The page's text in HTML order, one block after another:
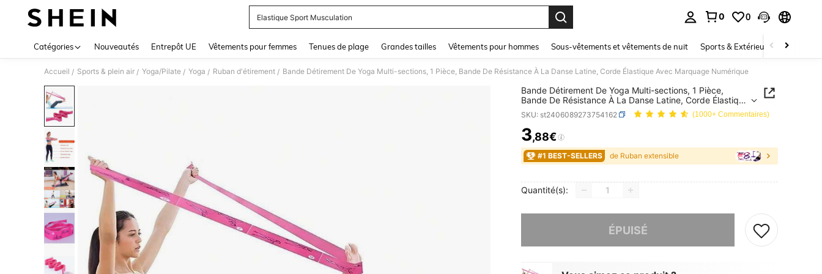
Elastique Sport Musculation
0 0
Catégories Nouveautés Entrepôt UE Vêtements pour femmes Tenues de plage Grandes tailles Vêtements pour hommes Sous-vêtements et vêtements de nuit Sports & Extérieur Enfants
Accueil / Sports & plein air / Yoga/Pilate / Yoga / Ruban d'étirement / Bande Détirement De Yoga Multi-sections, 1 Pièce, Bande De Résistance À La Danse Latine, Corde Élastique Avec Marquage Numérique
Bande Détirement De Yoga Multi-sections, 1 Pièce,
Bande De Résistance À La Danse Latine, Corde Élastique
Avec Marquage Numérique
SKU: st2406089273754162 (1000+ Commentaires)
PRICE AND AVAILABILITY
3,88€
#1 BEST-SELLERS de Ruban extensible
Quantité(s):
ÉPUISÉ